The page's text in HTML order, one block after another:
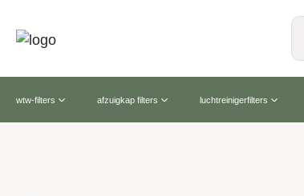
wtw-filters afzuigkap filters luchtreinigerfilters